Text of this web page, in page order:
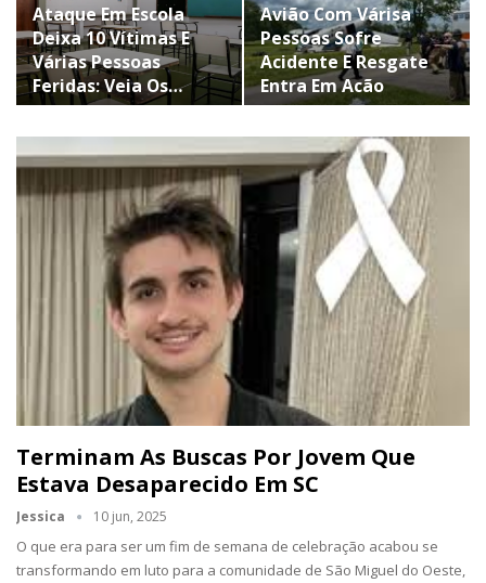
Ataque Em Escola
Deixa 10 Vítimas E
Várias Pessoas
Feridas; Veja Os…
Avião Com Várisa
Pessoas Sofre
Acidente E Resgate
Entra Em Ação
Terminam As Buscas Por Jovem Que
Estava Desaparecido Em SC
Jessica 10 jun, 2025
O que era para ser um fim de semana de celebração acabou se
transformando em luto para a comunidade de São Miguel do Oeste,